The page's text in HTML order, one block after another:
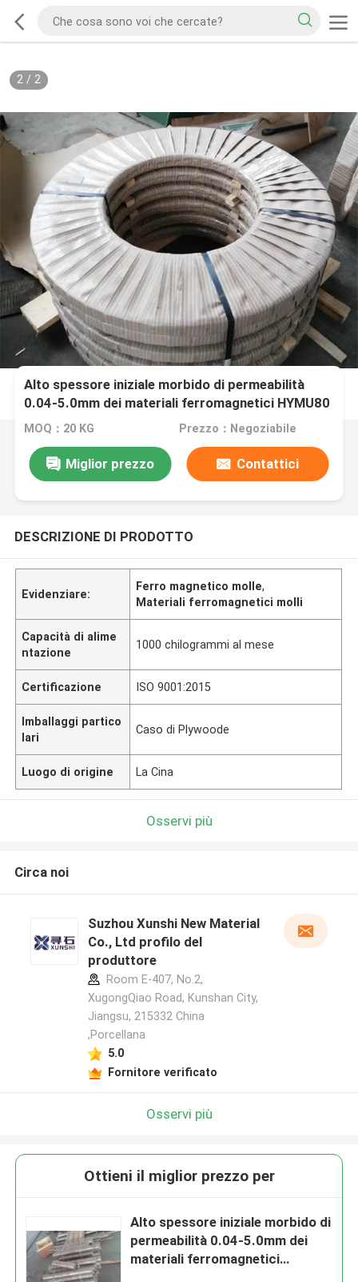
2/ 2
Alto spessore iniziale morbido di permeabilità
0.04-5.0mm dei materiali ferromagnetici HYMU80
MOQ：20 KG Prezzo：Negoziabile
Miglior prezzo Contattici
DESCRIZIONE DI PRODOTTO
Evidenziare:
Ferro magnetico molle,
Materiali ferromagnetici molli
Capacità di alime
ntazione
1000 chilogrammi al mese
Certificazione ISO 9001:2015
Imballaggi partico
lari
Caso di Plywoode
Luogo di origine La Cina
Osservi più
Circa noi
Suzhou Xunshi New Material
Co., Ltd profilo del
produttore
Room E-407, No.2,
XugongQiao Road, Kunshan City,
Jiangsu, 215332 China
,Porcellana
5.0
Fornitore verificato
Osservi più
Ottieni il miglior prezzo per
Alto spessore iniziale morbido di
permeabilità 0.04-5.0mm dei
materiali ferromagnetici